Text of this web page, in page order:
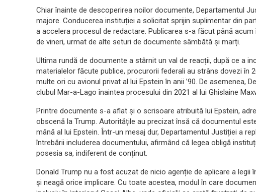
Chiar înainte de descoperirea noilor documente, Departamentul
majore. Conducerea instituției a solicitat sprijin suplimentar din
a accelera procesul de redactare. Publicarea s-a făcut până
de vineri, urmat de alte seturi de documente sâmbătă și marți.
Ultima rundă de documente a stârnit un val de reacții, după ce a
materialelor făcute publice, procurorii federali au strâns dovezi în
multe ori cu avionul privat al lui Epstein în anii ’90. De asemenea,
clubul Mar-a-Lago înaintea procesului din 2021 al lui Ghislaine
Printre documente s-a aflat și o scrisoare atribuită lui Epstein,
obscenă la Trump. Autoritățile au precizat însă că documentul
mână al lui Epstein. Într-un mesaj dur, Departamentul Justiției a
întrebării includerea documentului, afirmând că legea obligă
posesia sa, indiferent de conținut.
Donald Trump nu a fost acuzat de nicio agenție de aplicare a legii
și neagă orice implicare. Cu toate acestea, modul în care